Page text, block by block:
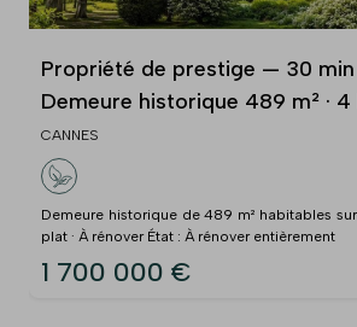
Propriété de prestige — 30 min
Demeure historique 489 m² · 4
CANNES
Demeure historique de 489 m² habitables
plat · À rénover État : À rénover entièrement
1 700 000 €